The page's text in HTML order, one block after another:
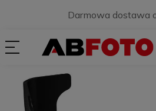
Darmowa dostawa